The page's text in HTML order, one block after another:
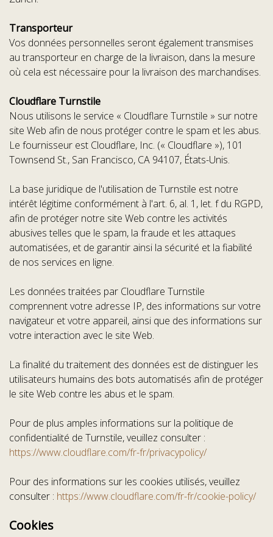
Transporteur
Vos données personnelles seront également transmises
au transporteur en charge de la livraison, dans la mesure
où cela est nécessaire pour la livraison des marchandises.
Cloudflare Turnstile
Nous utilisons le service « Cloudflare Turnstile » sur notre
site Web afin de nous protéger contre le spam et les abus.
Le fournisseur est Cloudflare, Inc. (« Cloudflare »), 101
Townsend St., San Francisco, CA 94107, États-Unis.
La base juridique de l'utilisation de Turnstile est notre
intérêt légitime conformément à l'art. 6, al. 1, let. f du RGPD,
afin de protéger notre site Web contre les activités
abusives telles que le spam, la fraude et les attaques
automatisées, et de garantir ainsi la sécurité et la fiabilité
de nos services en ligne.
Les données traitées par Cloudflare Turnstile
comprennent votre adresse IP, des informations sur votre
navigateur et votre appareil, ainsi que des informations sur
votre interaction avec le site Web.
La finalité du traitement des données est de distinguer les
utilisateurs humains des bots automatisés afin de protéger
le site Web contre les abus et le spam.
Pour de plus amples informations sur la politique de
confidentialité de Turnstile, veuillez consulter :
https://www.cloudflare.com/fr-fr/privacypolicy/
Pour des informations sur les cookies utilisés, veuillez
consulter : https://www.cloudflare.com/fr-fr/cookie-policy/
Cookies